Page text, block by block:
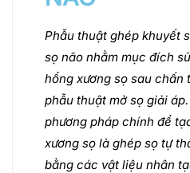
Phẫu thuật ghép khuyết
sọ não nhằm mục đích
hổng xương sọ sau chấn
phẫu thuật mở sọ giải
phương pháp chính để
xương sọ là ghép sọ tự
bằng các vật liệu nhân